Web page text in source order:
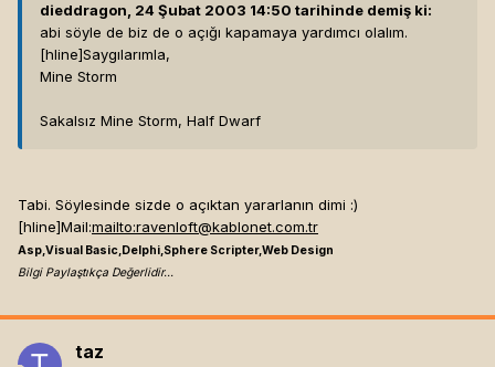
dieddragon, 24 Şubat 2003 14:50 tarihinde demiş ki:
abi söyle de biz de o açığı kapamaya yardımcı olalım.
[hline]Saygılarımla,
Mine Storm
Sakalsız Mine Storm, Half Dwarf
Tabi. Söylesinde sizde o açıktan yararlanın dimi :)
[hline]Mail:mailto:ravenloft@kablonet.com.tr
Asp,Visual Basic,Delphi,Sphere Scripter,Web Design
Bilgi Paylaştıkça Değerlidir...
taz